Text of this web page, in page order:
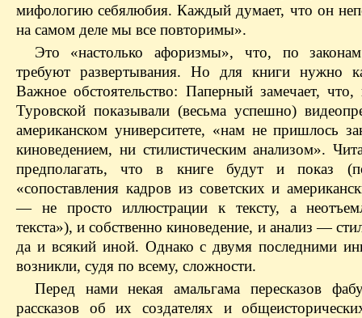
мифологию себялюбия. Каждый думает, что он
на самом деле мы все повторимы».
Это «настолько афоризмы», что, по
требуют развертывания. Но для книги нужно
Важное обстоятельство: Паперный замечает,
Туровской показывали (весьма успешно)
американском университете, «нам не пришлось
киноведением, ни стилистическим анализом».
предполагать, что в книге будут и показ
«сопоставления кадров из советских и
— ​не просто иллюстрации к тексту, а
текста»), и собственно киноведение, и анализ —
да и всякий иной. Однако с двумя последними
возникли, судя по всему, сложности.
Перед нами некая амальгама пересказов
рассказов об их создателях и